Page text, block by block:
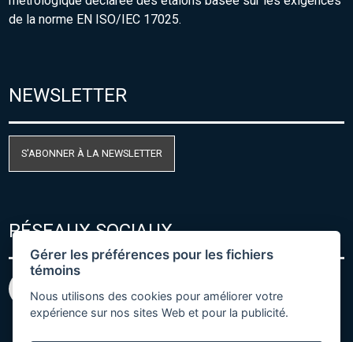
de la norme EN ISO/IEC 17025.
NEWSLETTER
S'ABONNER À LA NEWSLETTER
RÉSEAUX SOCIAUX
Gérer les préférences pour les fichiers
témoins
Nous utilisons des cookies pour améliorer votre
expérience sur nos sites Web et pour la publicité.